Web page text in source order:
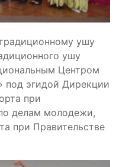
ушу
ушу
Центром
под эгидой Дирекции
при
делам молодежи,
при Правительстве